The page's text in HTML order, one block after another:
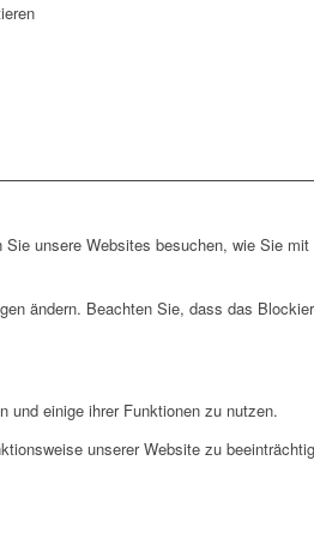
unsere Websites besuchen, wie Sie
ändern. Beachten Sie, dass das
und einige ihrer Funktionen zu nutzen.
unserer Website zu